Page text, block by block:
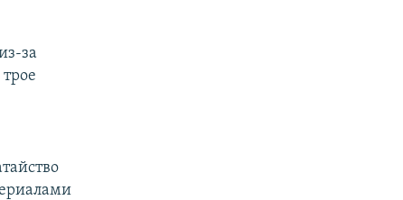
за